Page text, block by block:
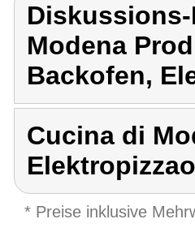
Modena
Backofen,
Cucina di
* Preise inklusive